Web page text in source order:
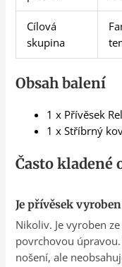
Cílová
skupina
Obsah balení
1 x Přívěsek
1 x Stříbrný
Často kladené
Je přívěsek
Nikoliv. Je vyroben
povrchovou
nošení, ale